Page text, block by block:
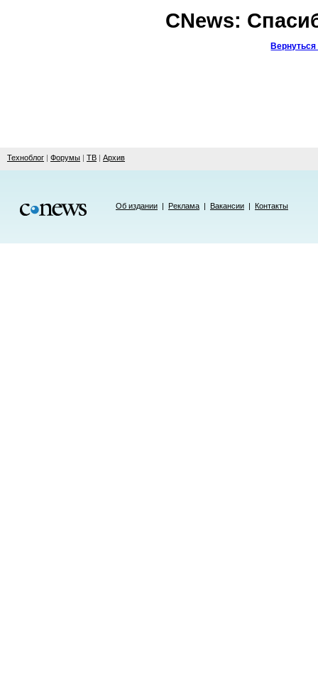
СNews:
Техноблог | Форумы | ТВ | Архив
Об издании | Реклама | Вакансии | Контакты